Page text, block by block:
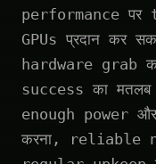
performance पर
GPUs प्रदान कर
hardware grab
success का
enough power
करना, reliable